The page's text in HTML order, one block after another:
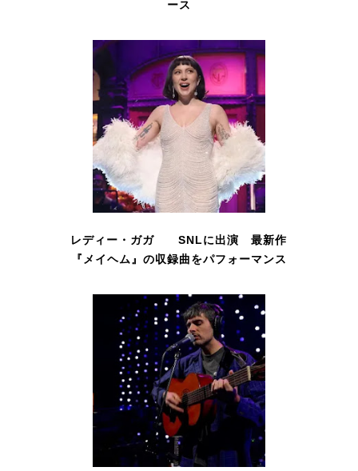
ース
レディー・ガガ SNLに出演 最新作
『メイヘム』の収録曲をパフォーマンス